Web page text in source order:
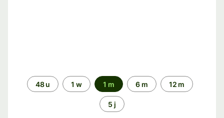
Periode48 u 1 w 1 m 6 m 12 m
5 j